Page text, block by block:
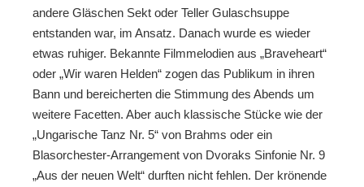
andere Gläschen Sekt oder Teller Gulaschsuppe
entstanden war, im Ansatz. Danach wurde es wieder
etwas ruhiger. Bekannte Filmmelodien aus „Braveheart“
oder „Wir waren Helden“ zogen das Publikum in ihren
Bann und bereicherten die Stimmung des Abends um
weitere Facetten. Aber auch klassische Stücke wie der
„Ungarische Tanz Nr. 5“ von Brahms oder ein
Blasorchester-Arrangement von Dvoraks Sinfonie Nr. 9
„Aus der neuen Welt“ durften nicht fehlen. Der krönende